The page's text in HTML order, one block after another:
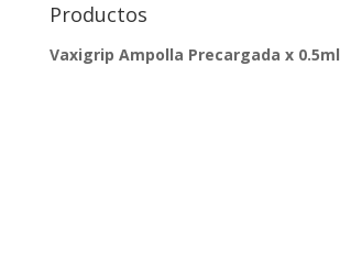
Productos
Vaxigrip Ampolla Precargada x 0.5ml